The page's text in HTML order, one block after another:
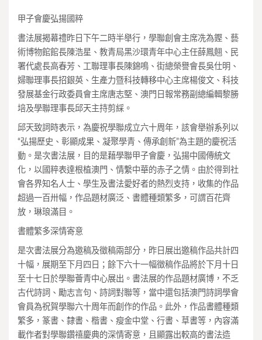
甲子會慶弘揚國粹
書法展揭幕禮昨日下午二時半舉行，學聯創會主席冼為鏗、藝
術博物館館長陳浩星、教青局黑沙環青年中心主任薛鳳翹、民
署代處長高春芳、工聯理事長陳錦鳴、街總榮譽會長吳仕明、
婦聯理事長招銀英、生產力暨科技轉移中心主席楊俊文、科技
發展基金行政委員會主席唐志堅、澳門日報常務副總編輯黎勝
培及學聯理事長邱天主持剪綵。
邱天致詞時表示，為慶祝學聯成立六十周年，該會舉辦系列以
“弘揚歷史、彰顯成果、凝聚學青、傳承創新”為主題的慶祝活
動。是次書法展，目的是藉學聯甲子會慶，弘揚中國傳統文
化，以國粹表達根植澳門、情繫中華的赤子之情。由於得到社
會各界知名人士、學生及書法愛好者的熱烈支持，收集的作品
超過一百卅幅，作品題材廣泛、書體種類繁多，可謂百花齊
放，琳琅滿目。
書體繁多深情寄意
是次書法展分為邀稿及徵稿兩部分，昨日展出邀稿作品共計四
十幅，展期至下月四日；餘下六十一幅徵稿作品將於下月十日
至十七日於學聯薈青中心展出。書法展的作品題材廣博，不乏
古代詩詞、勵志言句、詩詞對聯等，當中還包括澳門詩詞學會
會員為祝賀學聯六十周年而創作的作品。此外，作品書體種類
繁多，篆書、隸書、楷書、瘦金中堂、行書、草書等，內容滿
載作者對學聯鑽禧慶典的深情寄意，且顯露出較高的書法造